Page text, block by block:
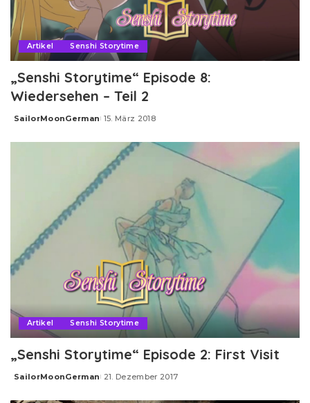
Artikel Senshi Storytime
„Senshi Storytime“ Episode 8:
Wiedersehen – Teil 2
Posted
SailorMoonGerman 15. März 2018
Artikel Senshi Storytime
„Senshi Storytime“ Episode 2: First Visit
Posted
SailorMoonGerman 21. Dezember 2017